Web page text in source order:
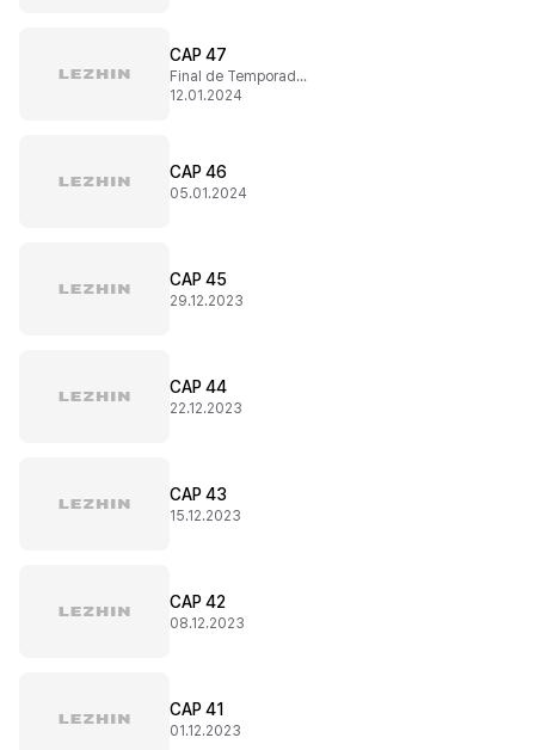
CAP 47
Final de Temporada 2
12.01.2024
CAP 46
05.01.2024
CAP 45
29.12.2023
CAP 44
22.12.2023
CAP 43
15.12.2023
CAP 42
08.12.2023
CAP 41
01.12.2023